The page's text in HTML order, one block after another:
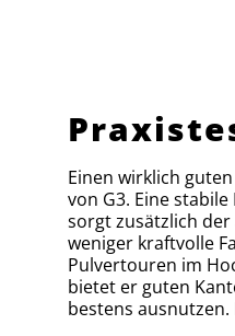
Einen wirklich
von G3. Eine
sorgt zusätzlich
weniger kraftvolle
Pulvertouren im
bietet er guten
bestens